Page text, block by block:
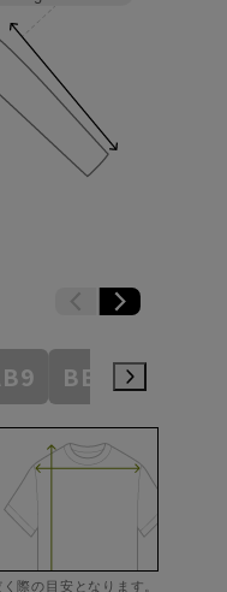
BE1 BE2
際の目安となります。